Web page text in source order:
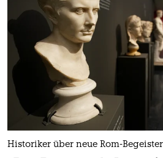
epaper login
Historiker über neue Rom-